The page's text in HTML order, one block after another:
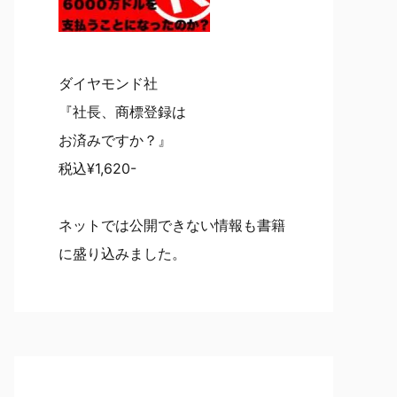
ダイヤモンド社
『社長、商標登録は
お済みですか？』
税込¥1,620-
ネットでは公開できない情報も書籍
に盛り込みました。